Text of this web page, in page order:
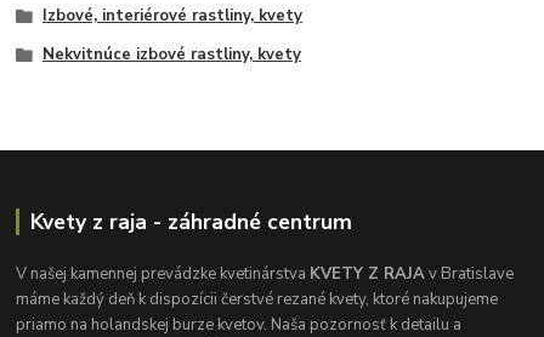
Izbové, interiérové rastliny, kvety
Nekvitnúce izbové rastliny, kvety
Kvety z raja - záhradné centrum
V našej kamennej prevádzke kvetinárstva KVETY Z RAJAv Bratislave
máme každý deň k dispozícii čerstvé rezané kvety, ktoré nakupujeme
priamo na holandskej burze kvetov. Naša pozornosť k detailu a